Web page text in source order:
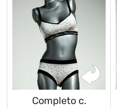
Completo c.